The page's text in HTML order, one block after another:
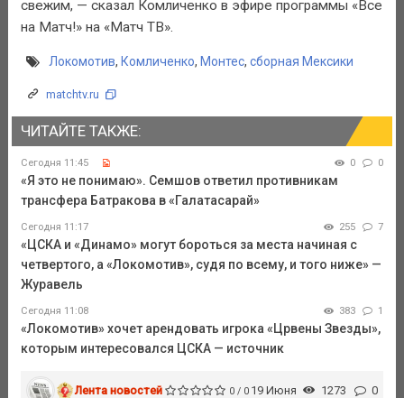
свежим, — сказал Комличенко в эфире программы «Все
на Матч!» на «Матч ТВ».
Локомотив, Комличенко, Монтес, сборная Мексики
matchtv.ru
ЧИТАЙТЕ ТАКЖЕ:
Сегодня 11:45 0 0
«Я это не понимаю». Семшов ответил противникам
трансфера Батракова в «Галатасарай»
Сегодня 11:17 255 7
«ЦСКА и «Динамо» могут бороться за места начиная с
четвертого, а «Локомотив», судя по всему, и того ниже» —
Журавель
Сегодня 11:08 383 1
«Локомотив» хочет арендовать игрока «Црвены Звезды»,
которым интересовался ЦСКА — источник
Лента новостей 0 / 0 19 Июня 1273 0